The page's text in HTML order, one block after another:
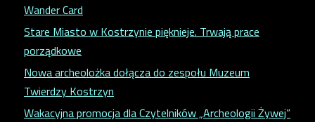
Wander Card
Stare Miasto w Kostrzynie pięknieje. Trwają prace
porządkowe
Nowa archeolożka dołącza do zespołu Muzeum
Twierdzy Kostrzyn
Wakacyjna promocja dla Czytelników „Archeologii Żywej”